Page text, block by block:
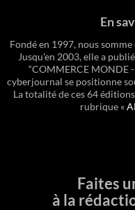
En
Fondé en 1997, nous
Jusqu'en 2003, elle a
“COMMERCE MONDE
cyberjournal se positionne
La totalité de ces 64
rubrique «
Faites
à la